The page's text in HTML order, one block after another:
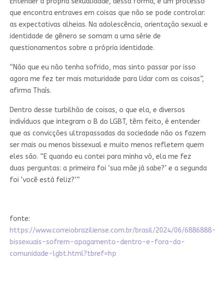
que encontra entraves em coisas que não se pode controlar:
as expectativas alheias. Na adolescência, orientação sexual e
identidade de gênero se somam a uma série de
questionamentos sobre a própria identidade.
“Não que eu não tenha sofrido, mas sinto passar por isso
agora me fez ter mais maturidade para lidar com as coisas”,
afirma Thaís.
Dentro desse turbilhão de coisas, o que ela, e diversos
indivíduos que integram o B do LGBT, têm feito, é entender
que as convicções ultrapassadas da sociedade não os fazem
ser mais ou menos bissexual e muito menos refletem quem
eles são. “E quando eu contei para minha vó, ela me fez
duas perguntas: a primeira foi ‘sua mãe já sabe?’ e a segunda
foi ‘você está feliz?’”
fonte:
https://www.correiobraziliense.com.br/brasil/2024/06/6886888-
bissexuais-sofrem-apagamento-dentro-e-fora-da-
comunidade-lgbt.html?tbref=hp